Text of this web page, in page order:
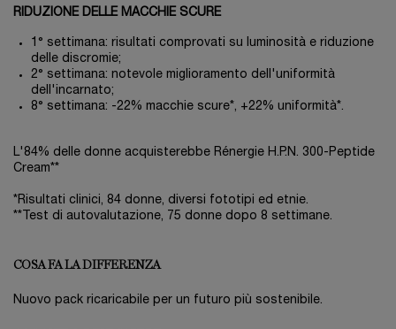
RIDUZIONE DELLE MACCHIE SCURE
1° settimana: risultati comprovati su luminosità e riduzione
delle discromie;
2° settimana: notevole miglioramento dell'uniformità
dell'incarnato;
8° settimana: -22% macchie scure*, +22% uniformità*.
L'84% delle donne acquisterebbe Rénergie H.P.N. 300-Peptide
Cream**
*Risultati clinici, 84 donne, diversi fototipi ed etnie.
**Test di autovalutazione, 75 donne dopo 8 settimane.
COSA FA LA DIFFERENZA
Nuovo pack ricaricabile per un futuro più sostenibile.